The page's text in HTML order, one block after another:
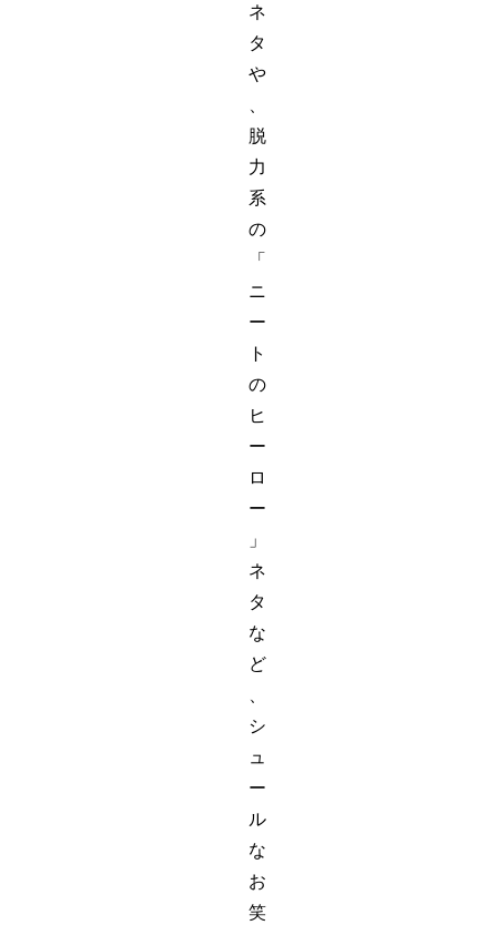
ネ
タ
や
脱
力
系
の
「
ニ
ー
ト
の
ヒ
ー
ロ
ー
」
ネ
タ
な
ど
シ
ュ
ー
ル
な
お
笑